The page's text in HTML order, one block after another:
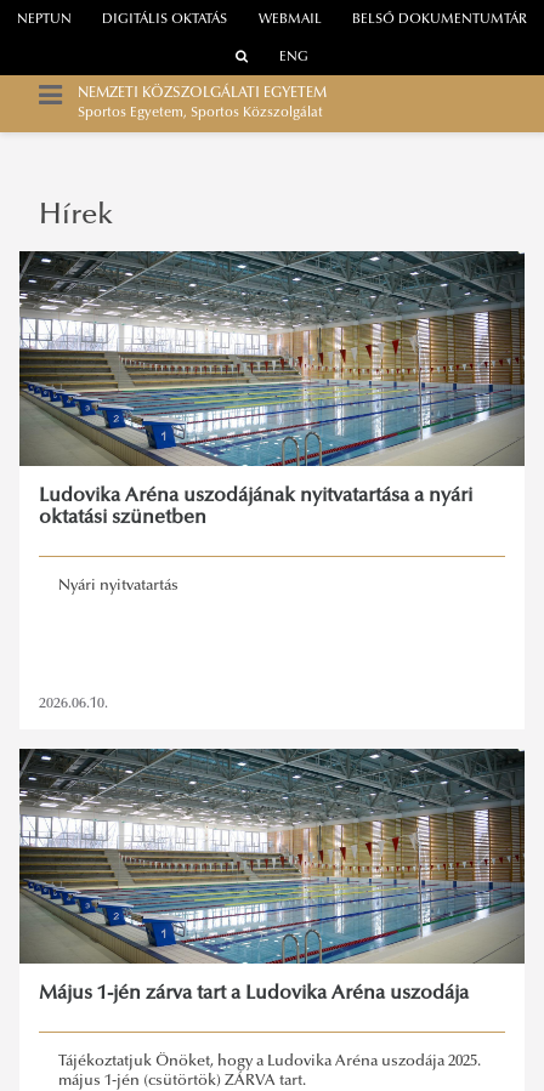
WEBMAIL
NEPTUN DIGITÁLIS OKTATÁS BELSŐ DOKUMENTUMTÁR
ENG
NEMZETI KÖZSZOLGÁLATI EGYETEM
Sportos Egyetem, Sportos Közszolgálat
Hírek
Ludovika Aréna uszodájának nyitvatartása a nyári
oktatási szünetben
Nyári nyitvatartás
2026.06.10.
Május 1-jén zárva tart a Ludovika Aréna uszodája
Tájékoztatjuk Önöket, hogy a Ludovika Aréna uszodája 2025.
május 1-jén (csütörtök) ZÁRVA tart.